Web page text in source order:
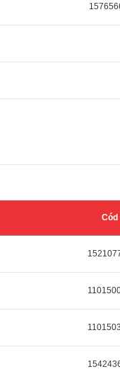
Cód